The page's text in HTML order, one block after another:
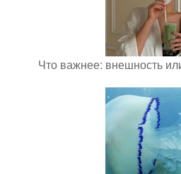
Что важнее: внешность